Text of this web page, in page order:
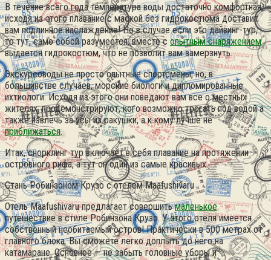
В течение всего года температура воды достаточно комфортная,
исходя из этого плавание с маской без гидрокостюма доставит
вам подлинное наслаждение! Но в случае если это дайвинг-тур,
то тут, само собой разумеется, вместе с опытным снаряжением
выдается гидрокостюм, что не позволит вам замерзнуть.
Экскурсоводы не просто опытные спортсмены, но, в
большинстве случаев, морские биологи и дипломированные
ихтиологи. Исходя из этого они поведают вам все о местных
жителях, продемонстрируют, кого возможно трогать под водой а
также извлечь за усы из ракушки, а к кому лучше не
приближаться.
Итак, снорклинг тур включает в себя плавание на протяжении
островного рифа, а тут он один из самые красивых.
Стань Робинзоном Крузо с отелем Maafushivaru
Отель Maafushivaru предлагает совершитьмаленькое
путешествие в стиле Робинзона Крузо. У этого отеля имеется
собственный необитаемый остров! Практически в 500 метрах от
главного блока. Вы сможете легко доплыть до него на
катамаране. Основное — не забыть головные уборы и